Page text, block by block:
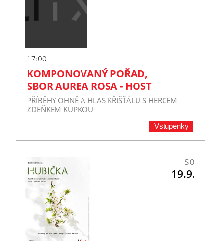
17:00
KOMPONOVANÝ POŘAD,
SBOR AUREA ROSA - HOST
PŘÍBĚHY OHNĚ A HLAS KŘIŠŤÁLU S HERCEM
ZDEŇKEM KUPKOU
Vstupenky
so
19.9.